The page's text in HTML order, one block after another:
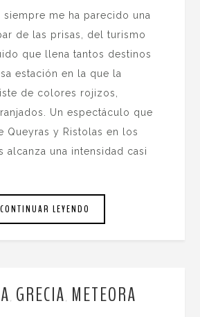
siempre me ha parecido una
de las prisas, del turismo
que llena tantos destinos
estación en la que la
de colores rojizos,
Un espectáculo que
Queyras y Ristolas en los
alcanza una intensidad casi
CONTINUAR LEYENDO
GRECIA METEORA